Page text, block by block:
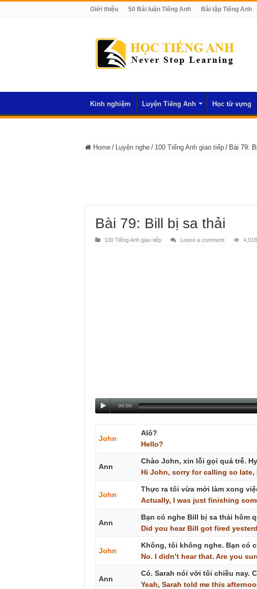
Giới thiệu 50 Bài luận Tiếng Anh Bài tập Tiếng Anh
Kinh nghiệm Luyện Tiếng Anh Học từ vựng
Home / Luyện nghe / 100 Tiếng Anh giao tiếp / Bài 79:
Bài 79: Bill bị sa thải
100 Tiếng Anh giao tiếp Leave a comment
00:00
John
Alô?
Hello?
Ann
Chào John, xin lỗi gọi quá trễ.
Hi John, sorry for calling so late,
John
Thực ra tôi vừa mới làm xong
Actually, I was just finishing
Ann
Bạn có nghe Bill bị sa thải hôm
Did you hear Bill got fired
John
Không, tôi không nghe. Bạn có
No. I didn’t hear that. Are you
Ann
Có. Sarah nói với tôi chiều nay.
Yeah, Sarah told me this